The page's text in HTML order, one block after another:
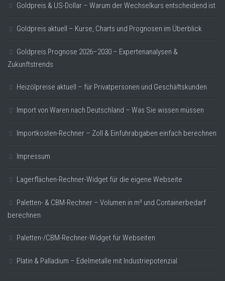
Goldpreis & US-Dollar – Warum der Wechselkurs entscheidend ist
Goldpreis aktuell – Kurse, Charts und Prognosen im Überblick
Goldpreis Prognose 2026–2030 – Expertenanalysen &
Zukunftstrends
Heizölpreise aktuell – für Privatpersonen und Geschäftskunden
Import von Waren nach Deutschland – Was Sie wissen müssen
Importkosten-Rechner – Zoll & Einfuhrabgaben einfach berechnen
Impressum
Lagerflächen-Rechner-Widget für die eigene Webseite
Paletten- & CBM-Rechner – Volumen in m³ und Containerbedarf
berechnen
Paletten-/CBM-Rechner-Widget für Webseiten
Platin & Palladium – Edelmetalle mit Industriepotenzial